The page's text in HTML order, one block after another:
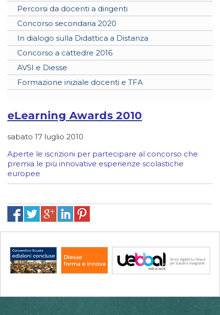
Percorsi da docenti a dirigenti
Concorso secondaria 2020
In dialogo sulla Didattica a Distanza
Concorso a cattedre 2016
AVSI e Diesse
Formazione iniziale docenti e TFA
eLearning Awards 2010
sabato 17 luglio 2010
Aperte le iscrizioni per partecipare al concorso che
premia le più innovative esperienze scolastiche
europee